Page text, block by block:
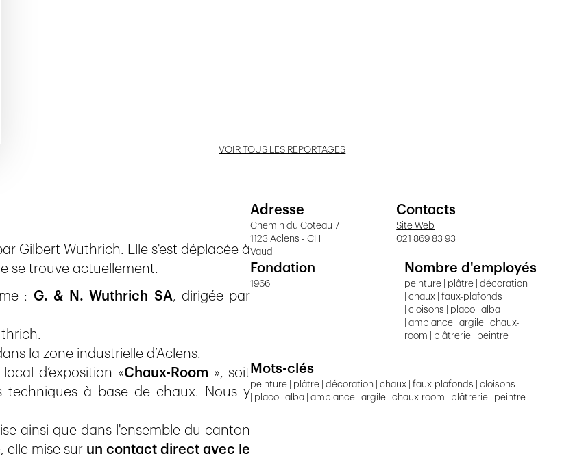
VOIR TOUS LES REPORTAGES
Gilbert Wuthrich. Elle s'est déplacée à
se trouve actuellement.
: G. & N. Wuthrich SA, dirigée par
la zone industrielle d’Aclens.
d’exposition «Chaux-Room », soit
techniques à base de chaux. Nous y
ainsi que dans l'ensemble du canton
elle mise sur un contact direct avec le
Adresse
Chemin du Coteau 7
1123 Aclens - CH
Vaud
Contacts
Site Web
021 869 83 93
Fondation
1966
Nombre d'employés
peinture | plâtre | décoration
| chaux | faux-plafonds
| cloisons | placo | alba
| ambiance | argile | chaux-
room | plâtrerie | peintre
Mots-clés
peinture | plâtre | décoration | chaux | faux-plafonds | cloisons
| placo | alba | ambiance | argile | chaux-room | plâtrerie | peintre